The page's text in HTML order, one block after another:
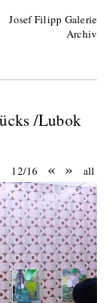
Josef Filipp Galerie
Archiv
/Lubok
12/16 « » all